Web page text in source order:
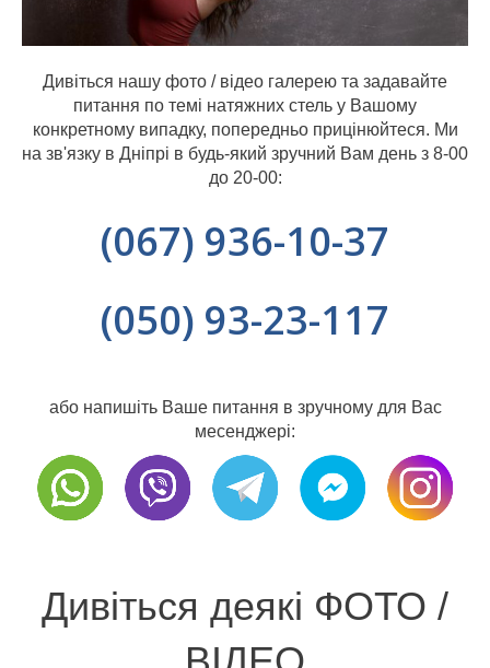
Дивіться нашу фото / відео галерею та задавайте
питання по темі натяжних стель у Вашому
конкретному випадку, попередньо прицінюйтеся. Ми
на зв'язку в Дніпрі в будь-який зручний Вам день з 8-00
до 20-00:
(067) 936-10-37
(050) 93-23-117
або напишіть Ваше питання в зручному для Вас
месенджері:
Дивіться деякі ФОТО /